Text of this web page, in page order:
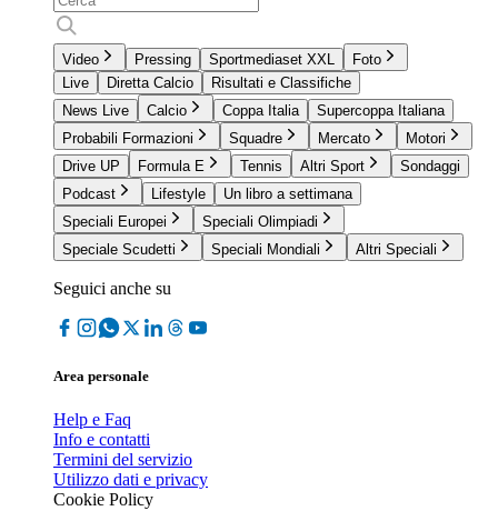
Video Pressing Sportmediaset XXL
Foto
Live
Diretta Calcio
Risultati e Classifiche
News Live
Calcio Coppa Italia
Supercoppa Italiana
Probabili Formazioni
Squadre Mercato
Motori
Drive UP
Formula E Tennis Altri Sport
Sondaggi
Podcast
Lifestyle
Un libro a settimana
Speciali Europei
Speciali Olimpiadi
Speciale Scudetti
Speciali Mondiali Altri Speciali
Seguici anche su
Area personale
Help e Faq
Info e contatti
Termini del servizio
Utilizzo dati e privacy
Cookie Policy